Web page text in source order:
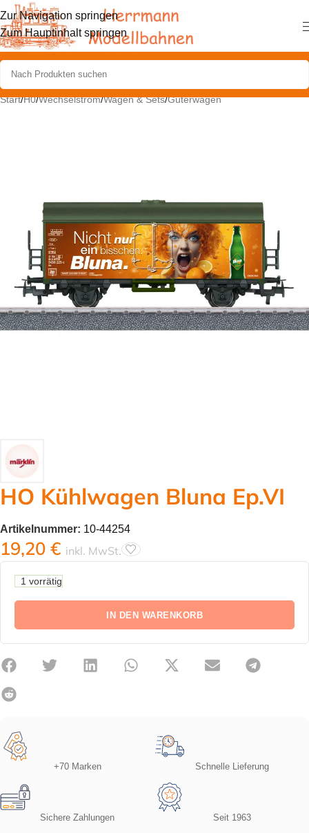
Zur Navigation springen
Zum Hauptinhalt springen
Start/H0/Wechselstrom/Wagen & Sets/Güterwagen
HO Kühlwagen Bluna Ep.VI
Artikelnummer: 10-44254
19,20 € inkl. MwSt.
1 vorrätig
IN DEN WARENKORB
+70 Marken Schnelle Lieferung
Sichere Zahlungen Seit 1963